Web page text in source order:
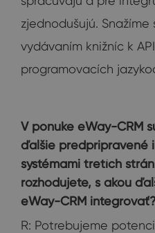
zjednodušujú.
vydávaním knižníc k
programovacích
V ponuke eWay-CRM
ďalšie predpripravené
systémami tretích
rozhodujete, s akou
eWay-CRM
R: Potrebujeme